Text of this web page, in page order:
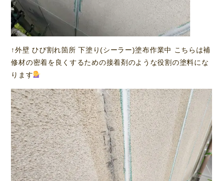
↑外壁 ひび割れ箇所 下塗り(シーラー)塗布作業中 こちらは補
修材の密着を良くするための接着剤のような役割の塗料にな
ります